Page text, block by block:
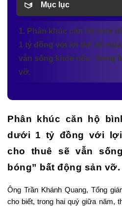
Mục lục
1. Phân khúc căn hộ bình
1 tỷ đồng với lợi thế dễ
vẫn sống khỏe nếu “bong
vỡ.
Phân khúc căn hộ
dưới 1 tỷ đồng với lợi
cho thuê sẽ vẫn
bóng” bất động sản vỡ.
Ông Trần Khánh Quang, Tổng
cho biết, trong hai quý giữa năm,